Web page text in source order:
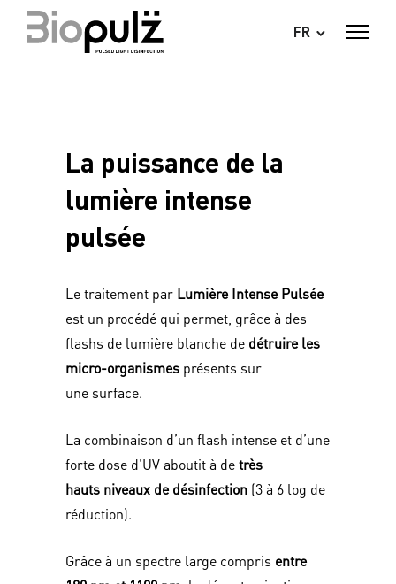
FR
La puissance de la
lumière intense
pulsée
Le traitement par Lumière Intense Pulsée
est un procédé qui permet, grâce à des
flashs de lumière blanche de détruire les
micro-organismes présents sur
une surface.
La combinaison d’un flash intense et d’une
forte dose d’UV aboutit à detrès
hauts niveaux de désinfection (3 à 6 log de
réduction).
Grâce à un spectre large compris entre